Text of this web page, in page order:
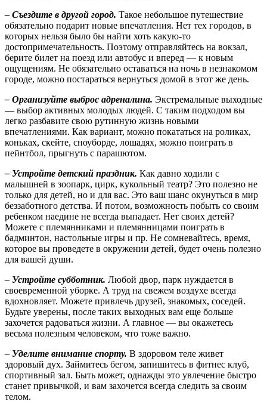
– Съездите в другой город. Такое небольшое путешествие
обязательно подарит новые впечатления. Нет тех городов, в
которых нельзя было бы найти хоть какую-то
достопримечательность. Поэтому отправляйтесь на вокзал,
берите билет на поезд или автобус и вперед — к новым
ощущениям. Не обязательно оставаться на ночь в незнакомом
городе, можно постараться вернуться домой в этот же день.
– Организуйте выброс адреналина. Экстремальные выходные
— выбор активных молодых людей. С таким подходом вы
легко разбавите свою рутинную жизнь новыми
впечатлениями. Как вариант, можно покататься на роликах,
коньках, скейте, сноуборде, лошадях, можно поиграть в
пейнтбол, прыгнуть с парашютом.
– Устройте детский праздник. Как давно ходили с
малышней в зоопарк, цирк, кукольный театр? Это полезно не
только для детей, но и для вас. Это ваш шанс окунуться в мир
беззаботного детства. И потом, возможность побыть со своим
ребенком наедине не всегда выпадает. Нет своих детей?
Можете с племянниками и племянницами поиграть в
бадминтон, настольные игры и пр. Не сомневайтесь, время,
которое вы проведете в окружении детей, будет очень полезно
для вашей души.
– Устройте субботник. Любой двор, парк нуждается в
своевременной уборке. А труд на свежем воздухе всегда
вдохновляет. Можете привлечь друзей, знакомых, соседей.
Будьте уверены, после таких выходных вам еще больше
захочется радоваться жизни. А главное — вы окажетесь
весьма полезным человеком, что тоже важно.
– Уделите внимание спорту. В здоровом теле живет
здоровый дух. Займитесь бегом, запишитесь в фитнес клуб,
спортивный зал. Быть может, однажды это увлечение быстро
станет привычкой, и вам захочется всегда следить за своим
телом.